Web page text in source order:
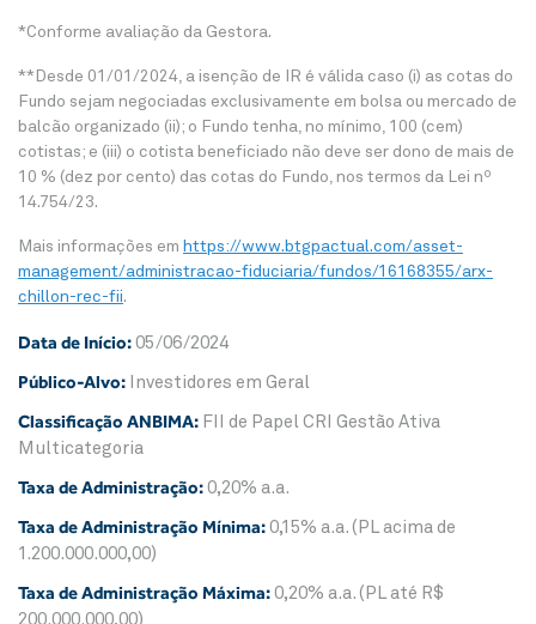
*Conforme avaliação da Gestora.
**Desde 01/01/2024, a isenção de IR é válida caso (i) as cotas do
Fundo sejam negociadas exclusivamente em bolsa ou mercado de
balcão organizado (ii); o Fundo tenha, no mínimo, 100 (cem)
cotistas; e (iii) o cotista beneficiado não deve ser dono de mais de
10 % (dez por cento) das cotas do Fundo, nos termos da Lei nº
14.754/23.
Mais informações em https://www.btgpactual.com/asset-
management/administracao-fiduciaria/fundos/16168355/arx-
chillon-rec-fii.
Data de Início: 05/06/2024
Público-Alvo: Investidores em Geral
Classificação ANBIMA: FII de Papel CRI Gestão Ativa
Multicategoria
Taxa de Administração: 0,20% a.a.
Taxa de Administração Mínima: 0,15% a.a. (PL acima de
1.200.000.000,00)
Taxa de Administração Máxima: 0,20% a.a. (PL até R$
200.000.000,00)